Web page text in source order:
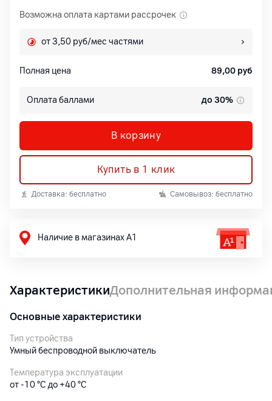
Возможна оплата картами рассрочек
от 3,50 руб/мес частями
Полная цена 89,00 руб
Оплата баллами до 30%
В корзину
Купить в 1 клик
Доставка: бесплатно Самовывоз: бесплатно
Наличие в магазинах А1
ХарактеристикиДополнительная
Основные характеристики
Тип устройства
Умный беспроводной выключатель
Температура эксплуатации
от -10 °С до +40 °С